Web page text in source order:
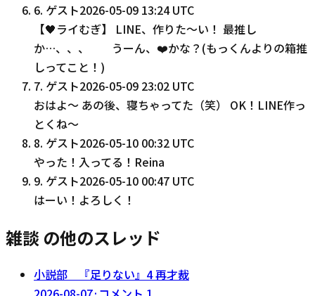
6. ゲスト2026-05-09 13:24 UTC
【🖤ライむぎ】 LINE、作りた〜い！ 最推し
か…、、、 うーん、❤️かな？(もっくんよりの箱推
しってこと！)
7. ゲスト2026-05-09 23:02 UTC
おはよ〜 あの後、寝ちゃってた（笑） OK！LINE作っ
とくね〜
8. ゲスト2026-05-10 00:32 UTC
やった！入ってる！Reina
9. ゲスト2026-05-10 00:47 UTC
はーい！よろしく！
雑談 の他のスレッド
小説部 『足りない』4 再才裁